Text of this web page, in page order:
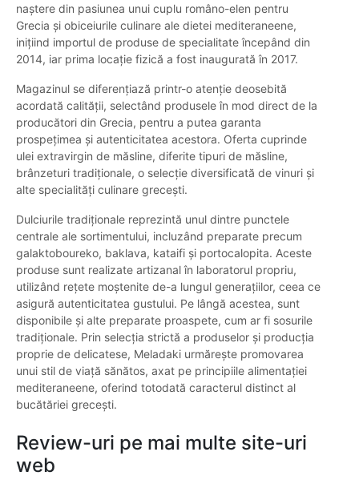
naștere din pasiunea unui cuplu româno-elen pentru
Grecia și obiceiurile culinare ale dietei mediteraneene,
inițiind importul de produse de specialitate începând din
2014, iar prima locație fizică a fost inaugurată în 2017.
Magazinul se diferențiază printr-o atenție deosebită
acordată calității, selectând produsele în mod direct de la
producători din Grecia, pentru a putea garanta
prospețimea și autenticitatea acestora. Oferta cuprinde
ulei extravirgin de măsline, diferite tipuri de măsline,
brânzeturi tradiționale, o selecție diversificată de vinuri și
alte specialități culinare grecești.
Dulciurile tradiționale reprezintă unul dintre punctele
centrale ale sortimentului, incluzând preparate precum
galaktoboureko, baklava, kataifi și portocalopita. Aceste
produse sunt realizate artizanal în laboratorul propriu,
utilizând rețete moștenite de-a lungul generațiilor, ceea ce
asigură autenticitatea gustului. Pe lângă acestea, sunt
disponibile și alte preparate proaspete, cum ar fi sosurile
tradiționale. Prin selecția strictă a produselor și producția
proprie de delicatese, Meladaki urmărește promovarea
unui stil de viață sănătos, axat pe principiile alimentației
mediteraneene, oferind totodată caracterul distinct al
bucătăriei grecești.
Review-uri pe mai multe site-uri
web